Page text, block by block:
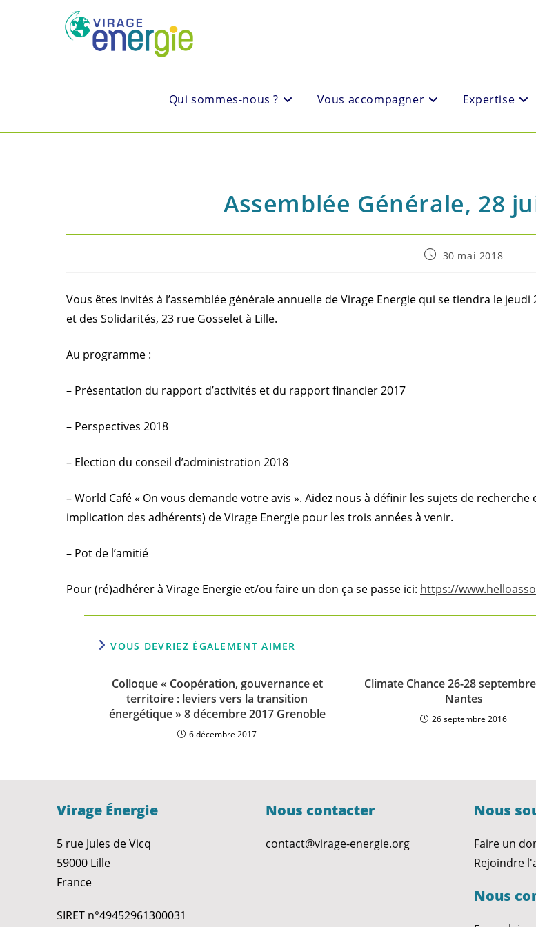
Qui sommes-nous ? Vous accompagner Expertise
Assemblée Générale, 28
Post30 mai 2018
Vous êtes invités à l’assemblée générale annuelle de Virage Energie qui se tiendra le
et des Solidarités, 23 rue Gosselet à Lille.
Au programme :
– Présentation du rapport d’activités et du rapport financier 2017
– Perspectives 2018
– Election du conseil d’administration 2018
– World Café « On vous demande votre avis ». Aidez nous à définir les sujets de
implication des adhérents) de Virage Energie pour les trois années à venir.
– Pot de l’amitié
Pour (ré)adhérer à Virage Energie et/ou faire un don ça se passe ici: https://
VOUS DEVRIEZ ÉGALEMENT AIMER
Colloque « Coopération, gouvernance et
territoire : leviers vers la transition
énergétique » 8 décembre 2017 Grenoble
6 décembre 2017
Climate Chance 26-28
Nantes
26 septembre 2016
Virage Énergie
5 rue Jules de Vicq
59000 Lille
France
SIRET n°49452961300031
Nous contacter
contact@virage-energie.org
Nous
Faire un
Rejoindre
Nous